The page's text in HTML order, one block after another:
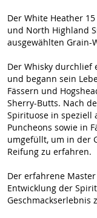
Der White Heather
und North Highland
ausgewählten Grain-
Der Whisky durchlief
und begann sein
Fässern und
Sherry-Butts. Nach
Spirituose in speziell
Puncheons sowie in
umgefüllt, um in der
Reifung zu erfahren.
Der erfahrene
Entwicklung der
Geschmackserlebnis